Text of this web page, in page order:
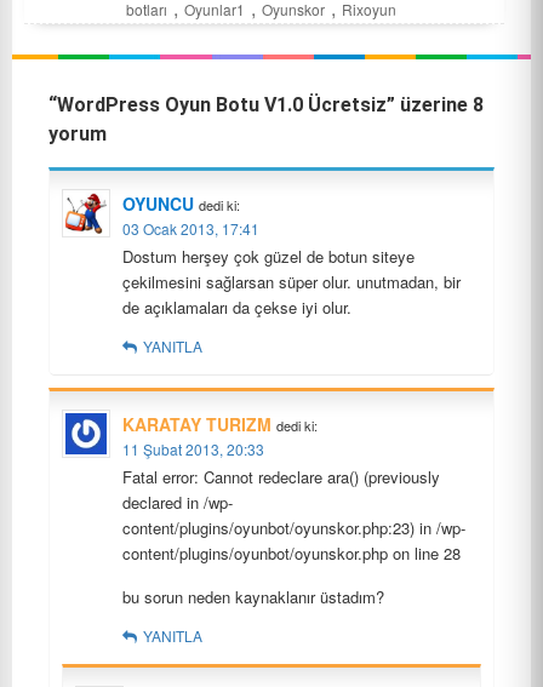
botları , Oyunlar1 , Oyunskor , Rixoyun
“WordPress Oyun Botu V1.0 Ücretsiz” üzerine 8
yorum
OYUNCU dedi ki:
03 Ocak 2013, 17:41
Dostum herşey çok güzel de botun siteye
çekilmesini sağlarsan süper olur. unutmadan, bir
de açıklamaları da çekse iyi olur.
YANITLA
KARATAY TURIZM dedi ki:
11 Şubat 2013, 20:33
Fatal error: Cannot redeclare ara() (previously
declared in /wp-
content/plugins/oyunbot/oyunskor.php:23) in /wp-
content/plugins/oyunbot/oyunskor.php on line 28
bu sorun neden kaynaklanır üstadım?
YANITLA